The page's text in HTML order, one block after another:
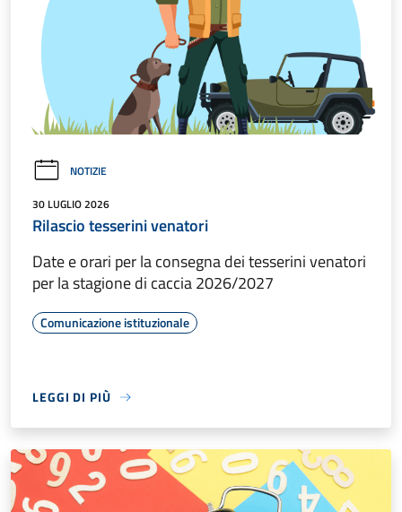
NOTIZIE
30 LUGLIO 2026
Rilascio tesserini venatori
Date e orari per la consegna dei tesserini venatori
per la stagione di caccia 2026/2027
Comunicazione istituzionale
LEGGI DI PIÙ